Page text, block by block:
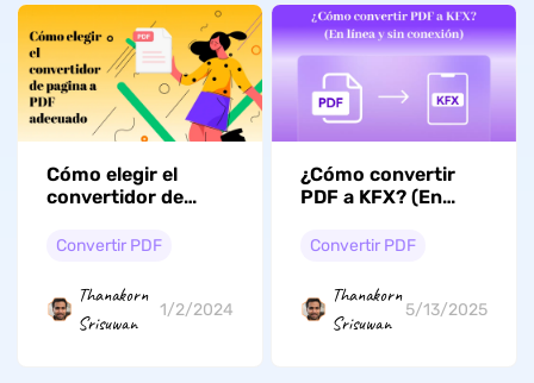
Cómo elegir el
convertidor de
adecuado
Convertir PDF
Thanakorn
Srisuwan
1/2/2024
¿Cómo convertir
PDF a KFX? (En
conexión)
Convertir PDF
Thanakorn
Srisuwan
5/13/2025